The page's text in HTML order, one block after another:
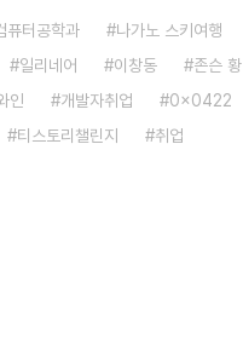
퓨터공학과
나가노 스키여행
일리네어 이창동
존슨 황
인 개발자취업
0x0422
티스토리챌린지
취업